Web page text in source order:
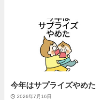
今年はサプライズやめた
2026年7月16日